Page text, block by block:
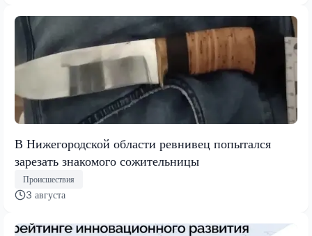
В Нижегородской области ревнивец попытался
зарезать знакомого сожительницы
Происшествия
3 августа